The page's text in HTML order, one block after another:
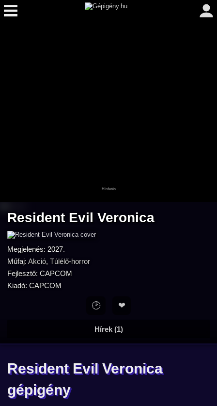
Resident Evil Veronica
Megjelenés: 2027.
Műfaj: Akció, Túlélő-horror
Fejlesztő: CAPCOM
Kiadó: CAPCOM
Hírek (1)
🕑 ❤
Resident Evil Veronica
gépigény